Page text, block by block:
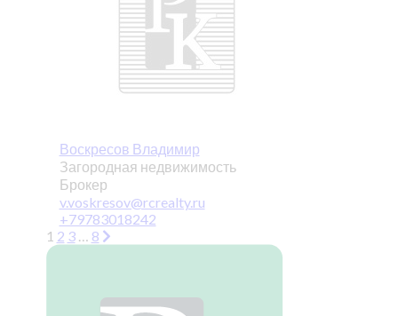
Воскресов Владимир
Загородная недвижимость
Брокер
v.voskresov@rcrealty.ru
+79783018242
1 2 3 … 8